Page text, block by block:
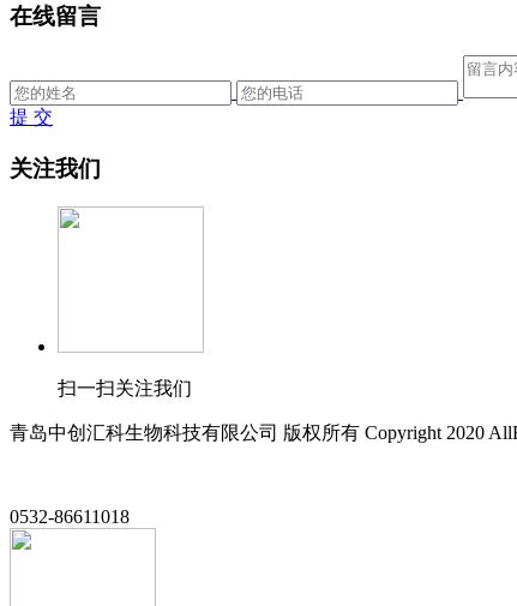
在线留言
提 交
关注我们
扫一扫关注我们
青岛中创汇科生物科技有限公司 版权所有 Copyright 2020
0532-86611018